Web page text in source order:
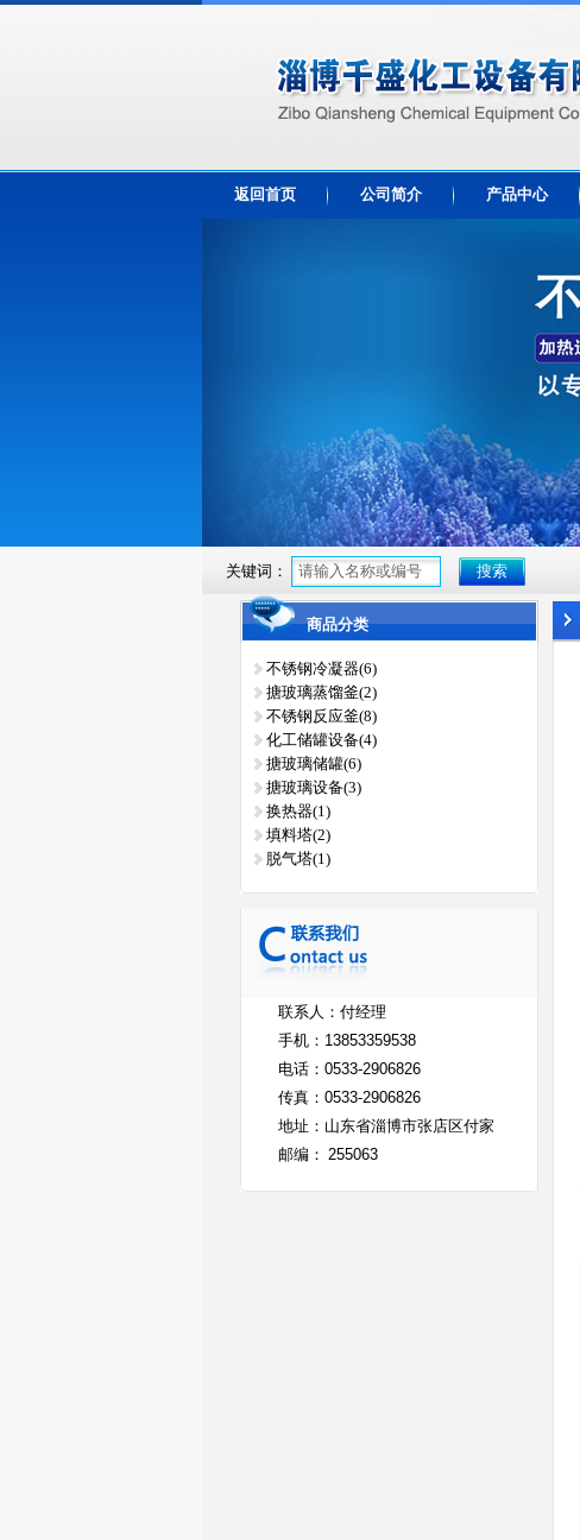
返回首页 公司简介 产品中心
关键词：
商品分类
不锈钢冷凝器(6)
搪玻璃蒸馏釜(2)
不锈钢反应釜(8)
化工储罐设备(4)
搪玻璃储罐(6)
搪玻璃设备(3)
换热器(1)
填料塔(2)
脱气塔(1)
联系人：付经理
手机： 13853359538
电话： 0533-2906826
传真： 0533-2906826
地址：山东省淄博市张店区付家
邮编： 255063